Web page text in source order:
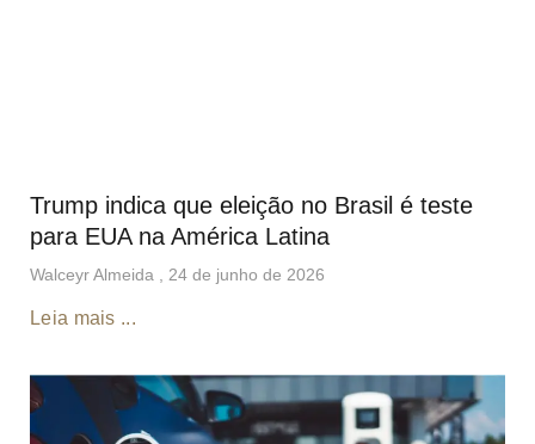
Trump indica que eleição no Brasil é teste
para EUA na América Latina
Walceyr Almeida 24 de junho de 2026
Leia mais ...